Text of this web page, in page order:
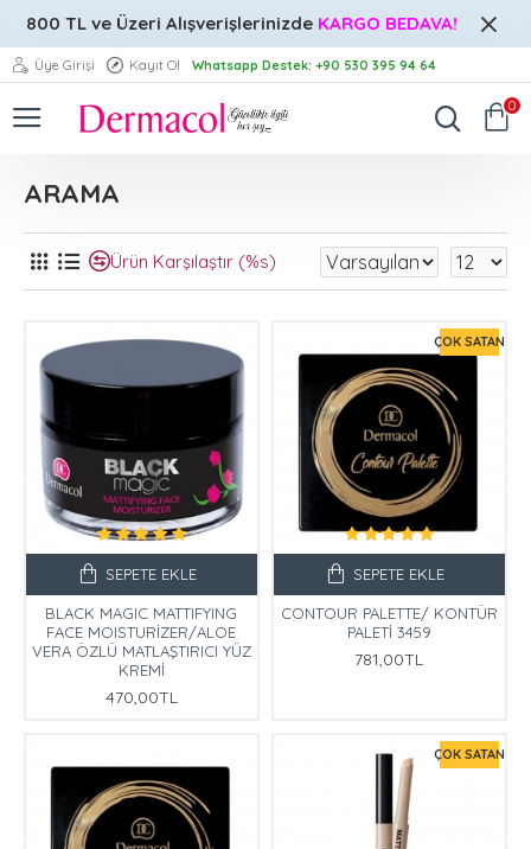
800 TL ve Üzeri Alışverişlerinizde KARGO BEDAVA!
Üye Girişi Kayıt Ol Whatsapp Destek: +90 530 395 94 64
0
ARAMA
Ürün Karşılaştır (%s)
BLACK MAGIC MATTIFYING
FACE MOISTURİZER/ALOE
VERA ÖZLÜ MATLAŞTIRICI YÜZ
KREMİ
470,00TL
SEPETE EKLE
ÇOK SATAN
CONTOUR PALETTE/ KONTÜR
PALETİ 3459
781,00TL
SEPETE EKLE
ÇOK SATAN